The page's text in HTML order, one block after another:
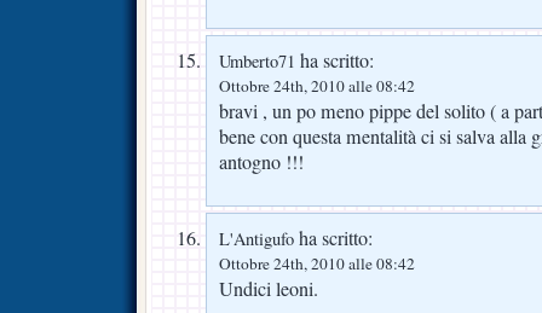
Umberto71 ha scritto:
Ottobre 24th, 2010 alle 08:42
bravi , un po meno pippe del solito ( a
bene con questa mentalità ci si salva alla
antogno !!!
L'Antigufo ha scritto:
Ottobre 24th, 2010 alle 08:42
Undici leoni.